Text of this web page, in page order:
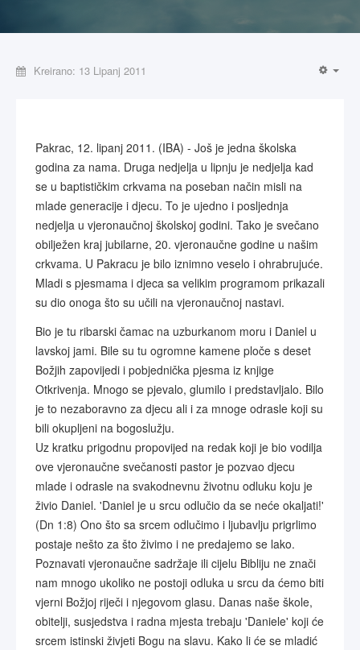
Kreirano: 13 Lipanj 2011
Pakrac, 12. lipanj 2011. (IBA) - Još je jedna školska
godina za nama. Druga nedjelja u lipnju je nedjelja kad
se u baptističkim crkvama na poseban način misli na
mlade generacije i djecu. To je ujedno i posljednja
nedjelja u vjeronaučnoj školskoj godini. Tako je svečano
obilježen kraj jubilarne, 20. vjeronaučne godine u našim
crkvama. U Pakracu je bilo iznimno veselo i ohrabrujuće.
Mladi s pjesmama i djeca sa velikim programom prikazali
su dio onoga što su učili na vjeronaučnoj nastavi.
Bio je tu ribarski čamac na uzburkanom moru i Daniel u
lavskoj jami. Bile su tu ogromne kamene ploče s deset
Božjih zapovijedi i pobjednička pjesma iz knjige
Otkrivenja. Mnogo se pjevalo, glumilo i predstavljalo. Bilo
je to nezaboravno za djecu ali i za mnoge odrasle koji su
bili okupljeni na bogoslužju.
Uz kratku prigodnu propovijed na redak koji je bio vodilja
ove vjeronaučne svečanosti pastor je pozvao djecu
mlade i odrasle na svakodnevnu životnu odluku koju je
živio Daniel. 'Daniel je u srcu odlučio da se neće okaljati!'
(Dn 1:8) Ono što sa srcem odlučimo i ljubavlju prigrlimo
postaje nešto za što živimo i ne predajemo se lako.
Poznavati vjeronaučne sadržaje ili cijelu Bibliju ne znači
nam mnogo ukoliko ne postoji odluka u srcu da ćemo biti
vjerni Božjoj riječi i njegovom glasu. Danas naše škole,
obitelji, susjedstva i radna mjesta trebaju 'Daniele' koji će
srcem istinski živjeti Bogu na slavu. Kako li će se mladić